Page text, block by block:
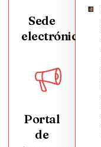
Sede
electrónica
Portal
de